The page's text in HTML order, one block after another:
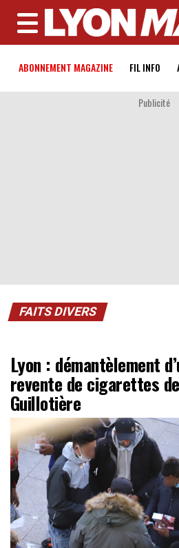
MENU
ABONNEMENT MAGAZINE FIL INFO
Publicité
FAITS DIVERS
Lyon : démantèlement
revente de cigarettes
Guillotière